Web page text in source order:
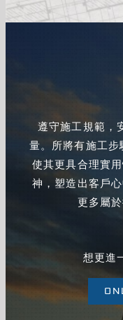
遵守施工規範，
量。所將有施工步
使其更具合理實
神，塑造出客戶
更多屬
想更進